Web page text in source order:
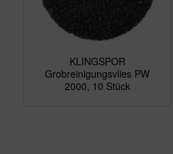
KLINGSPOR
Grobreinigungsvlies PW
2000, 10 Stück